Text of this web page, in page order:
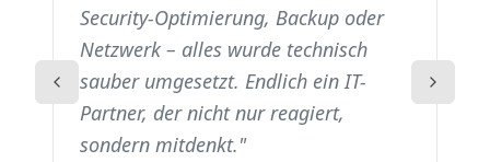
Security-Optimierung, Backup oder
Netzwerk – alles wurde technisch
sauber umgesetzt. Endlich ein IT-
Partner, der nicht nur reagiert,
sondern mitdenkt."